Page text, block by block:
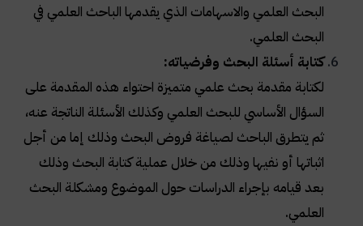
البحث العلمي والاسهامات الذي يقدمها الباحث العلمي في
البحث العلمي.
كتابة أسئلة البحث وفرضياته:
لكتابة مقدمة بحث علمي متميزة احتواء هذه المقدمة على
السؤال الأساسي للبحث العلمي وكذلك الأسئلة الناتجة عنه،
ثم يتطرق الباحث لصياغة فروض البحث وذلك إما من أجل
اثباتها أو نفيها وذلك من خلال عملية كتابة البحث وذلك
بعد قيامه بإجراء الدراسات حول الموضوع ومشكلة البحث
العلمي.